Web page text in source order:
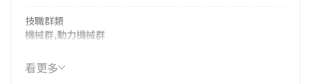
技職群類
機械群,動力機械群
學系電話
(03)8210873
看更多